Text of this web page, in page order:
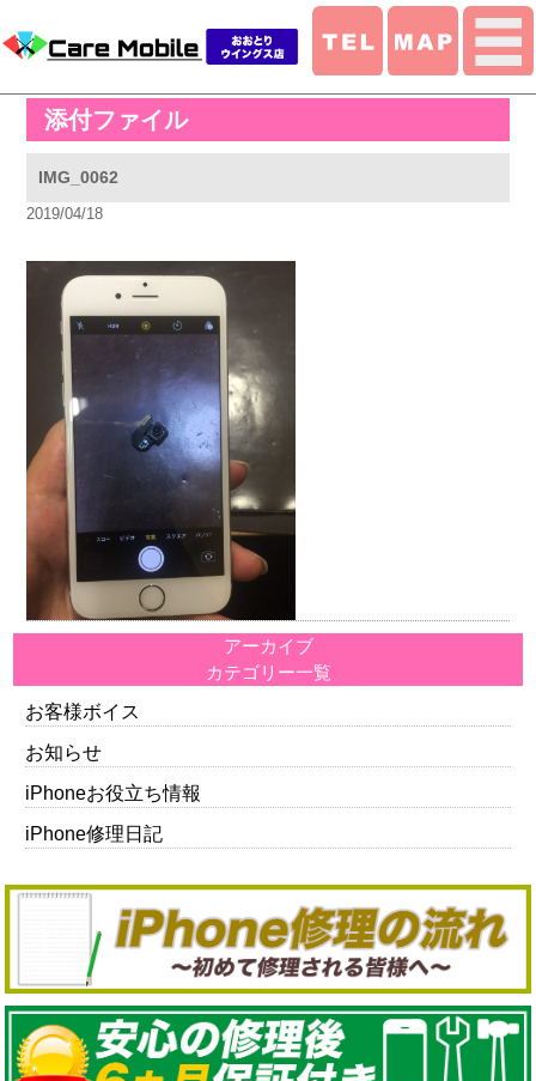
添付ファイル
IMG_0062
2019/04/18
アーカイブ
カテゴリー一覧
お客様ボイス
お知らせ
iPhoneお役立ち情報
iPhone修理日記